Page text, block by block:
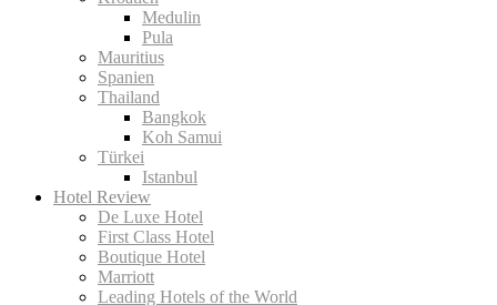
Medulin
Pula
Mauritius
Spanien
Thailand
Bangkok
Koh Samui
Türkei
Istanbul
Hotel Review
De Luxe Hotel
First Class Hotel
Boutique Hotel
Marriott
Leading Hotels of the World